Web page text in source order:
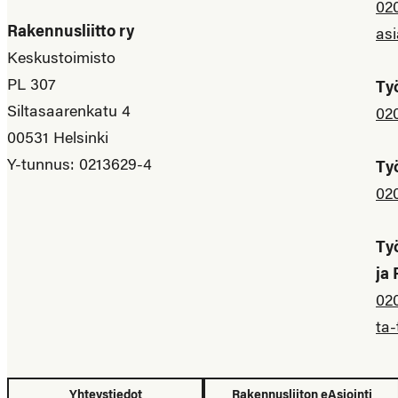
Rakennusliitto ry
Keskustoimisto
PL 307
Siltasaarenkatu 4
00531 Helsinki
Y-tunnus: 0213629-4
ja
ta-